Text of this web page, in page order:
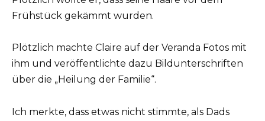
Frühstück gekämmt wurden.
Plötzlich machte Claire auf der Veranda Fotos mit
ihm und veröffentlichte dazu Bildunterschriften
über die „Heilung der Familie“.
Ich merkte, dass etwas nicht stimmte, als Dads